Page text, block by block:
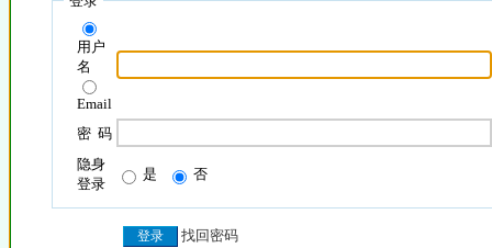
用户
名
Email
密 码
隐身
登录
是 否
找回密码